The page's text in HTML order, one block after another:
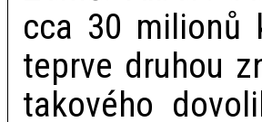
cca 30 milionů
teprve druhou
takového